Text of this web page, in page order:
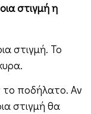
στιγμή η
στιγμή. Το
το ποδήλατο. Αν
στιγμή θα